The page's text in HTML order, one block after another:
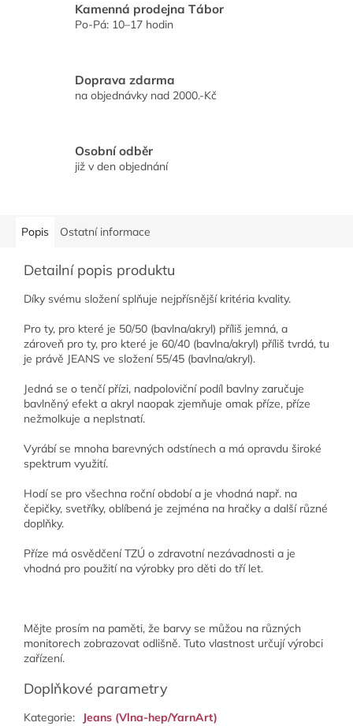
Kamenná prodejna Tábor
Po-Pá: 10–17 hodin
Doprava zdarma
na objednávky nad 2000.-Kč
Osobní odběr
již v den objednání
Popis Ostatní informace
Detailní popis produktu
Díky svému složení splňuje nejpřísnější kritéria kvality.
Pro ty, pro které je 50/50 (bavlna/akryl) příliš jemná, a
zároveň pro ty, pro které je 60/40 (bavlna/akryl) příliš tvrdá, tu
je právě JEANS ve složení 55/45 (bavlna/akryl).
Jedná se o tenčí přízi, nadpoloviční podíl bavlny zaručuje
bavlněný efekt a akryl naopak zjemňuje omak příze, příze
nežmolkuje a neplstnatí.
Vyrábí se mnoha barevných odstínech a má opravdu široké
spektrum využití.
Hodí se pro všechna roční období a je vhodná např. na
čepičky, svetříky, oblíbená je zejména na hračky a další různé
doplňky.
Příze má osvědčení TZÚ o zdravotní nezávadnosti a je
vhodná pro použití na výrobky pro děti do tří let.
Mějte prosím na paměti, že barvy se můžou na různých
monitorech zobrazovat odlišně. Tuto vlastnost určují výrobci
zařízení.
Doplňkové parametry
Kategorie:
Jeans (Vlna-hep/YarnArt)